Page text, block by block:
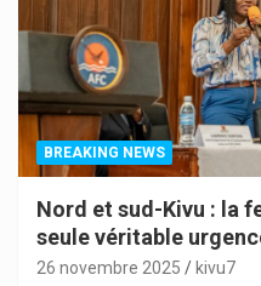
BREAKING NEWS
Nord et sud-Kivu : la
seule véritable
26 novembre 2025 kivu7